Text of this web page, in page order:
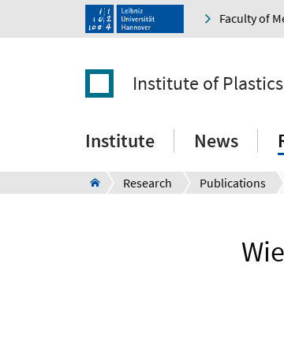
Faculty of
Institute of
Institute News
Research Publications